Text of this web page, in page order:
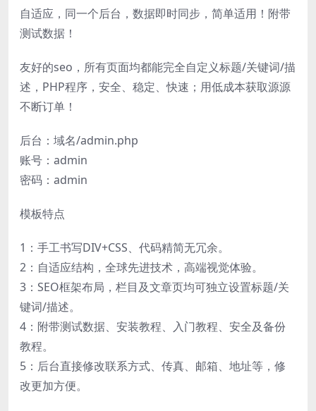
自适应，同一个后台，数据即时同步，简单适用！附带
测试数据！
友好的seo，所有页面均都能完全自定义标题/关键词/描
述，PHP程序，安全、稳定、快速；用低成本获取源源
不断订单！
后台：域名/admin.php
账号：admin
密码：admin
模板特点
1：手工书写DIV+CSS、代码精简无冗余。
2：自适应结构，全球先进技术，高端视觉体验。
3：SEO框架布局，栏目及文章页均可独立设置标题/关
键词/描述。
4：附带测试数据、安装教程、入门教程、安全及备份
教程。
5：后台直接修改联系方式、传真、邮箱、地址等，修
改更加方便。